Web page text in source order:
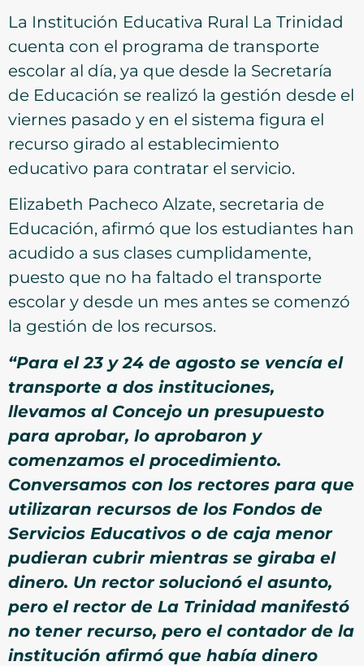
La Institución Educativa Rural La Trinidad
cuenta con el programa de transporte
escolar al día, ya que desde la Secretaría
de Educación se realizó la gestión desde el
viernes pasado y en el sistema figura el
recurso girado al establecimiento
educativo para contratar el servicio.
Elizabeth Pacheco Alzate, secretaria de
Educación, afirmó que los estudiantes han
acudido a sus clases cumplidamente,
puesto que no ha faltado el transporte
escolar y desde un mes antes se comenzó
la gestión de los recursos.
“Para el 23 y 24 de agosto se vencía el
transporte a dos instituciones,
llevamos al Concejo un presupuesto
para aprobar, lo aprobaron y
comenzamos el procedimiento.
Conversamos con los rectores para que
utilizaran recursos de los Fondos de
Servicios Educativos o de caja menor
pudieran cubrir mientras se giraba el
dinero. Un rector solucionó el asunto,
pero el rector de La Trinidad manifestó
no tener recurso, pero el contador de la
institución afirmó que había dinero